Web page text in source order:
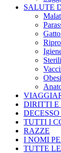
SALUTE
DIRITTI E
TUTTI I
RAZZE
I NOMI
TUTTE